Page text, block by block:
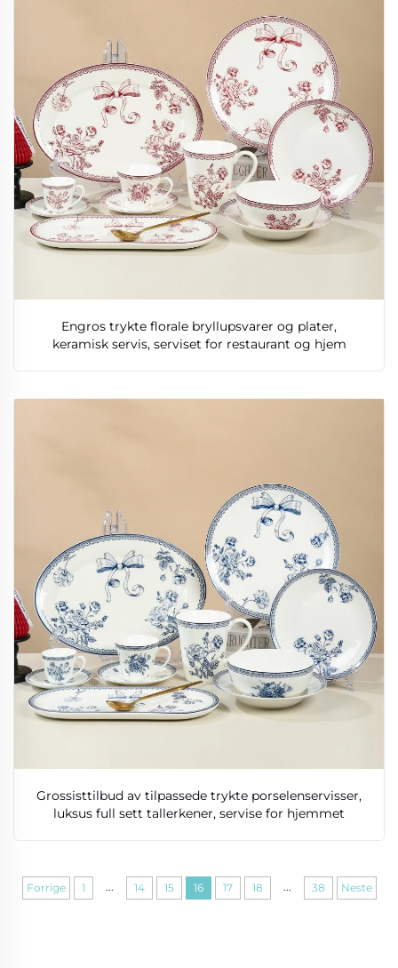
Engros trykte florale bryllupsvarer og plater,
keramisk servis, serviset for restaurant og hjem
Grossisttilbud av tilpassede trykte porselenservisser,
luksus full sett tallerkener, servise for hjemmet
Forrige 1 ... 14 15 16 17 18 ... 38 Neste